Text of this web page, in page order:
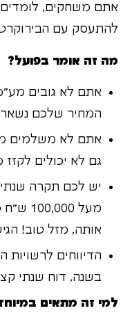
אתם משחקים,
להתעסק עם
מה זה אומר בפועל?
אתם לא גובים
המחיר שלכם נשאר
אתם לא משלמים
גם לא יכולים
מעל
אותה, מזל טוב!
הדיווחים
בשנה, דוח שנתי
למי זה מתאים